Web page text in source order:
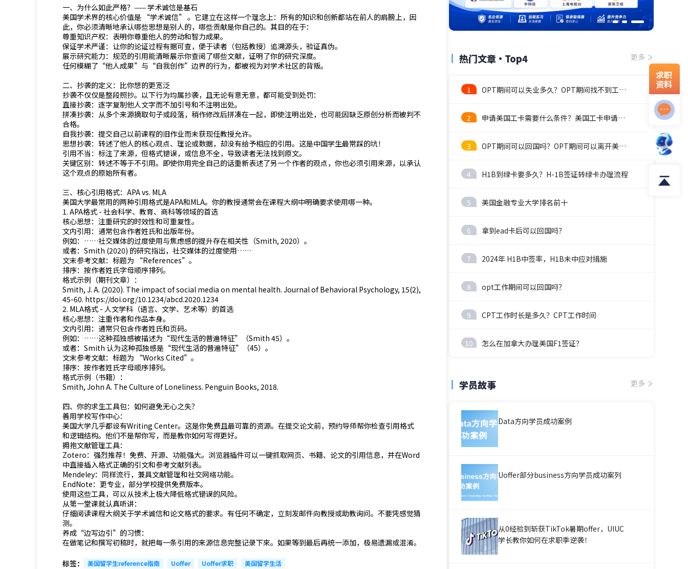
一、为什么如此严格？—— 学术诚信是基石
美国学术界的核心价值是 “学术诚信” 。它建立在这样一个理念上：所有的知识和创新都站在前人的肩膀上，因
此，你必须清晰地承认哪些思想是别人的，哪些贡献是你自己的。其目的在于：
尊重知识产权：表明你尊重他人的劳动和智力成果。
保证学术严谨：让你的论证过程有据可查，便于读者（包括教授）追溯源头，验证真伪。
展示研究能力：规范的引用能清晰展示你查阅了哪些文献，证明了你的研究深度。
任何模糊了“他人成果”与“自我创作”边界的行为，都被视为对学术社区的背叛。
二、抄袭的定义：比你想的更宽泛
抄袭不仅仅是整段照抄。以下行为均属抄袭，且无论有意无意，都可能受到处罚：
直接抄袭：逐字复制他人文字而不加引号和不注明出处。
拼凑抄袭：从多个来源摘取句子或段落，稍作修改后拼凑在一起，即使注明出处，也可能因缺乏原创分析而被判不
合格。
自我抄袭：提交自己以前课程的旧作业而未获现任教授允许。
思想抄袭：转述了他人的核心观点、理论或数据，却没有给予相应的引用。这是中国学生最常踩的坑！
引用不当：标注了来源，但格式错误，或信息不全，导致读者无法找到原文。
关键区别：转述不等于不引用。即使你用完全自己的话重新表述了另一个作者的观点，你也必须引用来源，以承认
这个观点的原始所有者。
三、核心引用格式：APA vs. MLA
美国大学最常用的两种引用格式是APA和MLA。你的教授通常会在课程大纲中明确要求使用哪一种。
1. APA格式 - 社会科学、教育、商科等领域的首选
核心思想：注重研究的时效性和可重复性。
文内引用：通常包含作者姓氏和出版年份。
例如：……社交媒体的过度使用与焦虑感的提升存在相关性（Smith, 2020）。
或者：Smith (2020) 的研究指出，社交媒体的过度使用……
文末参考文献：标题为 “References”。
排序：按作者姓氏字母顺序排列。
格式示例（期刊文章）：
Smith, J. A. (2020). The impact of social media on mental health. Journal of Behavioral Psychology, 15(2),
45-60. https://doi.org/10.1234/abcd.2020.1234
2. MLA格式 - 人文学科（语言、文学、艺术等）的首选
核心思想：注重作者和作品本身。
文内引用：通常只包含作者姓氏和页码。
例如：……这种孤独感被描述为“现代生活的普遍特征”（Smith 45）。
或者：Smith 认为这种孤独感是“现代生活的普遍特征”（45）。
文末参考文献：标题为 “Works Cited”。
排序：按作者姓氏字母顺序排列。
格式示例（书籍）：
Smith, John A. The Culture of Loneliness. Penguin Books, 2018.
四、你的求生工具包：如何避免无心之失？
善用学校写作中心：
美国大学几乎都设有Writing Center。这是你免费且最可靠的资源。在提交论文前，预约导师帮你检查引用格式
和逻辑结构。他们不是帮你写，而是教你如何写得更好。
拥抱文献管理工具：
Zotero：强烈推荐！免费、开源、功能强大。浏览器插件可以一键抓取网页、书籍、论文的引用信息，并在Word
中直接插入格式正确的引文和参考文献列表。
Mendeley：同样流行，兼具文献管理和社交网络功能。
EndNote：更专业，部分学校提供免费版本。
使用这些工具，可以从技术上极大降低格式错误的风险。
从第一堂课就认真听讲：
仔细阅读课程大纲关于学术诚信和论文格式的要求。有任何不确定，立刻发邮件向教授或助教询问。不要凭感觉猜
测。
养成“边写边引”的习惯：
在做笔记和撰写初稿时，就把每一条引用的来源信息完整记录下來。如果等到最后再统一添加，极易遗漏或混淆。
标签： 美国留学生reference指南 Uoffer Uoffer求职 美国留学生活
热门文章·Top4 更多
1 OPT期间可以失业多久？OPT期间找不到工作怎么办？
2 申请美国工卡需要什么条件？美国工卡申请流程
3 OPT期间可以回国吗？OPT期间可以离开美国吗
4 H1B到绿卡要多久？H-1B签证转绿卡办理流程
5 美国金融专业大学排名前十
6 拿到ead卡后可以回国吗？
7 2024年 H1B中签率，H1B未中应对措施
8 opt工作期间可以回国吗？
9 CPT工作时长是多久？CPT工作时间
10 怎么在加拿大办理美国F1签证？
学员故事 更多
Data方向学员成功案例
Uoffer部分business方向学员成功案列
从0经验到斩获TikTok暑期offer，UIUC
学长教你如何在求职季逆袭！
求职
资料